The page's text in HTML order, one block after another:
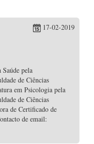
17-02-2019
pela
de Ciências
em Psicologia pela
de Ciências
de Certificado de
de email: